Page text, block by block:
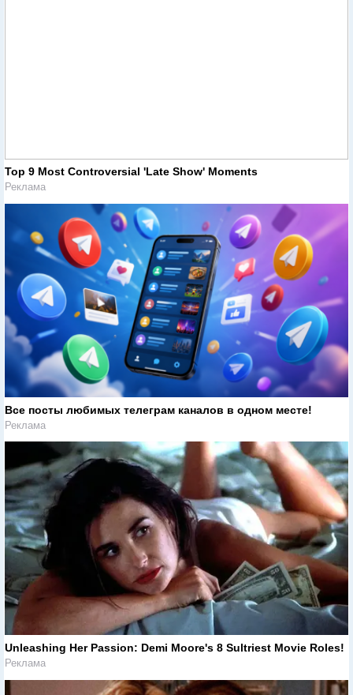
Top 9 Most Controversial 'Late Show' Moments
Реклама
Все посты любимых телеграм каналов в одном месте!
Реклама
Unleashing Her Passion: Demi Moore's 8 Sultriest Movie Roles!
Реклама